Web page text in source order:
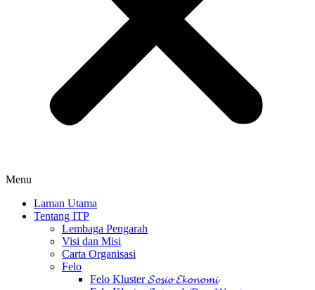
Menu
Laman Utama
Tentang ITP
Lembaga Pengarah
Visi dan Misi
Carta Organisasi
Felo
Felo Kluster 𝓢𝓸𝓼𝓲𝓸 𝓔𝓴𝓸𝓷𝓸𝓶𝓲